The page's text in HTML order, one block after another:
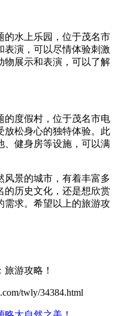
的水上乐园，位于茂名市
表演，可以尽情体验刺激
物展示和表演，可以了解
的度假村，位于茂名市电
放松身心的独特体验。此
、健身房等设施，可以满
风景的城市，有着丰富多
的历史文化，还是想欣赏
需求。希望以上的旅游攻
游攻略！
twly/34384.html